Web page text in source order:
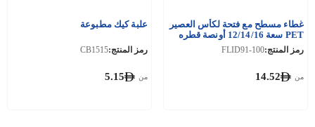
غطاء مسطح مع فتحة لكأس العصير
PET سعة 12/14/16 أونصة قطره
رمز المنتج:FLID91-100
من 14.52
علبة كيك مطبوعة
رمز المنتج:CB1515
من 5.15